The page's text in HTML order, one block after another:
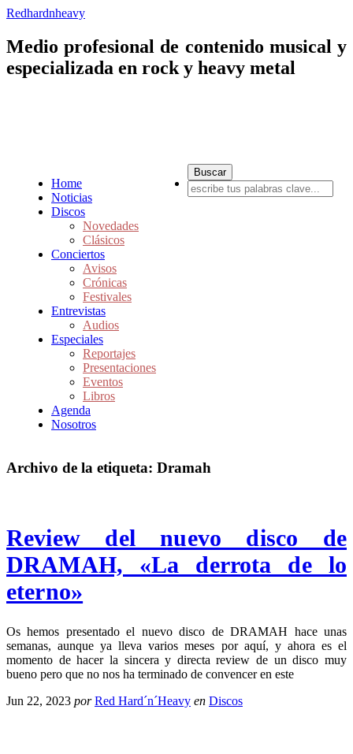
Redhardnheavy
Medio profesional de contenido musical y
especializada en rock y heavy metal
Home
Noticias
Discos
Novedades
Clásicos
Conciertos
Avisos
Crónicas
Festivales
Entrevistas
Audios
Especiales
Reportajes
Presentaciones
Eventos
Libros
Agenda
Nosotros
Archivo de la etiqueta: Dramah
Review del nuevo disco de
DRAMAH, «La derrota de lo
eterno»
Os hemos presentado el nuevo disco de DRAMAH hace unas
semanas, aunque ya lleva varios meses por aquí, y ahora es el
momento de hacer la sincera y directa review de un disco muy
bueno pero que no nos ha terminado de convencer en este
Jun 22, 2023 por Red Hard´n´Heavy en Discos